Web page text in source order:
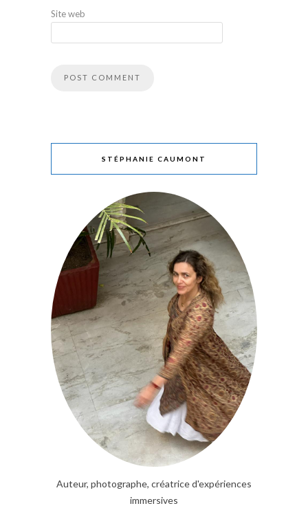
Site web
STÉPHANIE CAUMONT
Auteur, photographe, créatrice d'expériences
immersives